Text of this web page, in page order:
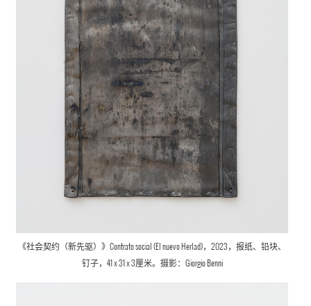
《社会契约（新先驱）》Contrato social (El nuevo Herlad)，2023，报纸、铅块、
钉子，41 x 31 x 3厘米。摄影：Giorgio Benni